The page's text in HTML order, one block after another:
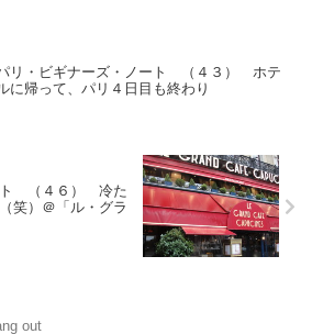
リ・ビギナーズ・ノート （４３） ホテ
に帰って、パリ４日目も終わり
ト （４６） 冷た
笑）＠「ル・グラ
out